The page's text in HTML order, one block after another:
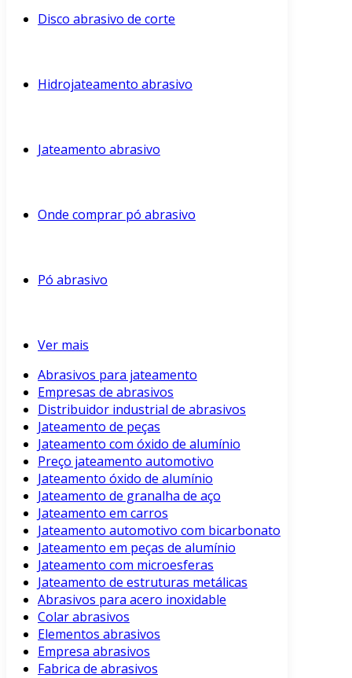
Disco abrasivo de corte
Hidrojateamento abrasivo
Jateamento abrasivo
Onde comprar pó abrasivo
Pó abrasivo
Ver mais
Abrasivos para jateamento
Empresas de abrasivos
Distribuidor industrial de abrasivos
Jateamento de peças
Jateamento com óxido de alumínio
Preço jateamento automotivo
Jateamento óxido de alumínio
Jateamento de granalha de aço
Jateamento em carros
Jateamento automotivo com bicarbonato
Jateamento em peças de alumínio
Jateamento com microesferas
Jateamento de estruturas metálicas
Abrasivos para acero inoxidable
Colar abrasivos
Elementos abrasivos
Empresa abrasivos
Fabrica de abrasivos